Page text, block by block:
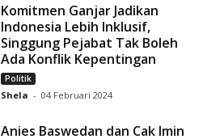
Komitmen Ganjar Jadikan
Indonesia Lebih Inklusif,
Singgung Pejabat Tak Boleh
Ada Konflik Kepentingan
Politik
Shela - 04 Februari 2024
Anies Baswedan dan Cak Imin